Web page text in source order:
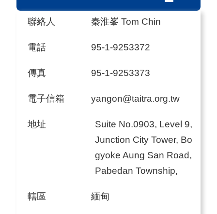
聯絡人 秦淮峯 Tom Chin
電話 95-1-9253372
傳真 95-1-9253373
電子信箱 yangon@taitra.org.tw
地址
Suite No.0903, Level 9,
Junction City Tower, Bo
gyoke Aung San Road,
Pabedan Township,
轄區 緬甸